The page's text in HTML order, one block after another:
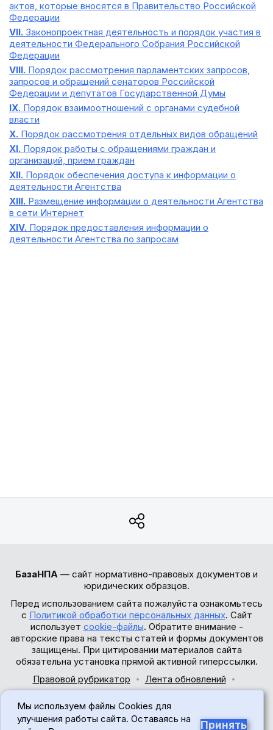
актов, которые вносятся в Правительство Российской
Федерации
VII. Законопроектная деятельность и порядок участия в
деятельности Федерального Собрания Российской
Федерации
VIII. Порядок рассмотрения парламентских запросов,
запросов и обращений сенаторов Российской
Федерации и депутатов Государственной Думы
IX. Порядок взаимоотношений с органами судебной
власти
X. Порядок рассмотрения отдельных видов обращений
XI. Порядок работы с обращениями граждан и
организаций, прием граждан
XII. Порядок обеспечения доступа к информации о
деятельности Агентства
XIII. Размещение информации о деятельности Агентства
в сети Интернет
XIV. Порядок предоставления информации о
деятельности Агентства по запросам
БазаНПА — сайт нормативно-правовых документов и
юридических образцов.
Перед использованием сайта пожалуйста ознакомьтесь
с Политикой обработки персональных данных. Сайт
использует cookie-файлы. Обратите внимание -
авторские права на тексты статей и формы документов
защищены. При цитировании материалов сайта
обязательна установка прямой активной гиперссылки.
Правовой рубрикатор
Лента обновлений
© 2017-2026
Мы используем файлы Cookies для
улучшения работы сайта. Оставаясь на
Принять